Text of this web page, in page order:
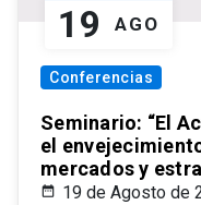
19 AGO
Conferencias
Seminario: “El
el
mercados y
19 de Agosto de